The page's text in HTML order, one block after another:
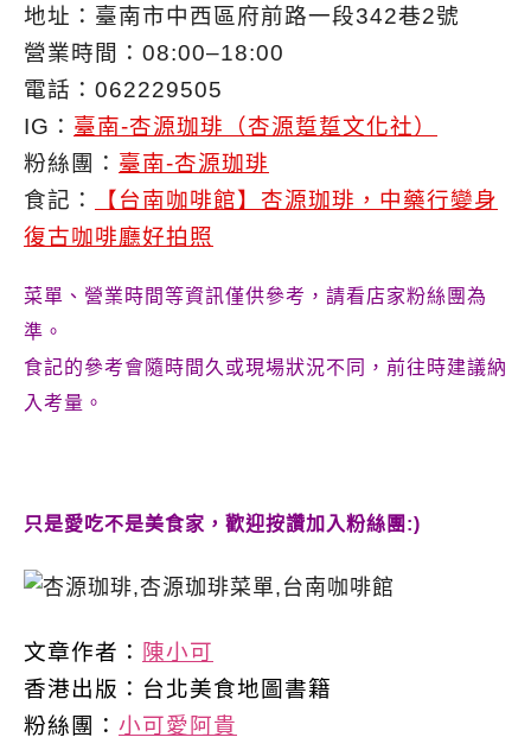
地址：臺南市中西區府前路一段342巷2號
營業時間：08:00–18:00
電話：062229505
IG： 臺南-杏源珈琲（杏源踅踅文化社）
粉絲團： 臺南-杏源珈琲
食記：
【台南咖啡館】杏源珈琲，中藥行變身
復古咖啡廳好拍照
菜單、營業時間等資訊僅供參考，請看店家粉絲團為
準。
食記的參考會隨時間久或現場狀況不同，前往時建議納
入考量。
只是愛吃不是美食家，歡迎按讚加入粉絲團:)
文章作者： 陳小可
香港出版： 台北美食地圖書籍
粉絲團： 小可愛阿貴